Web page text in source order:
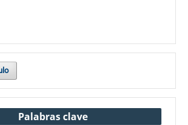
Palabras clave